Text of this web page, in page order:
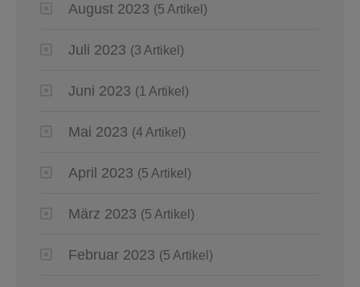
August 2023 (5 Artikel)
Juli 2023 (3 Artikel)
Juni 2023 (1 Artikel)
Mai 2023 (4 Artikel)
April 2023 (5 Artikel)
März 2023 (5 Artikel)
Februar 2023 (5 Artikel)